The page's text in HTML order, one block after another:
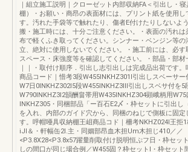
｜組立施工説明｜クローゼット内部収納FA＜引出し・
棚）・お願い・商昂の表面材には、プリント紙を使用し
す。汚れた手袋等で触れたり、傷者E付けたりしないよ
搬・施工時には、十分ご注意ください。・表面の汚れは
布で軽くふき取ってください。シンナー・ベンジン等の
立、絶対に使用しないでください。・施工前には、必す
スペース・床強度等を確認してください。・部晶・部材
｜｜・取付け順序．引出し志引出しは完成品出荷です。
商品コード｜惜考3段W455INKHZ301I引出しスベーサー
W7日0INKHZ302I5段W455INKHZ3llI引出しスベサ付を5
W790INKHZ3l2韻酬畠帯用W435INKHZ304顕峨柄用W75
INKHZ305・同梱部品「ー百石E2〆・枠セットに引出し
を入れ、内部のガイド穴から、同梱のねじで側板に固定
す。呼帽唖具収納棚王岨商品コド｜柵考NKHZ024I王拒
iJl＆・軒幅缶2l.主・同姻部昂血木担Um木担じ410／／
<P3.8X28<P3.8x57躍量削取付け脱明恒ぷフ日・枠セッ
しの間口が同じ場合例／W455固？枠セットI・枠セット